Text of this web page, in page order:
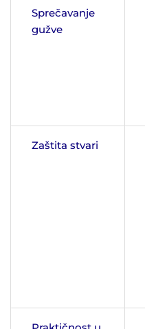
Sprečavanje
gužve
Zaštita stvari